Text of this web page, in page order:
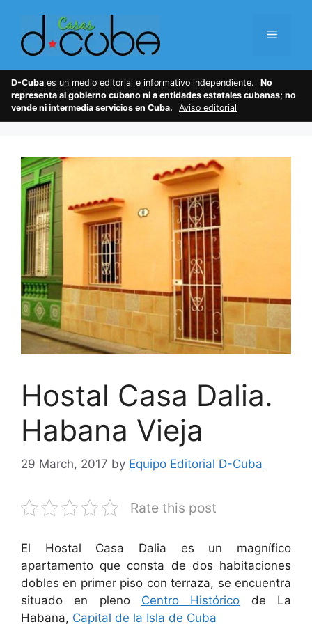
content
Menu
D-Cuba es un medio editorial e informativo independiente.
No
representa al gobierno cubano ni a entidades estatales cubanas; no
vende ni intermedia servicios en Cuba.
Aviso editorial
Hostal Casa Dalia.
Habana Vieja
29 March, 2017 by Equipo Editorial D-Cuba
Rate this post
El Hostal Casa Dalia es un magnífico
apartamento que consta de dos habitaciones
dobles en primer piso con terraza, se encuentra
situado en pleno Centro Histórico de La
Habana, Capital de la Isla de Cuba